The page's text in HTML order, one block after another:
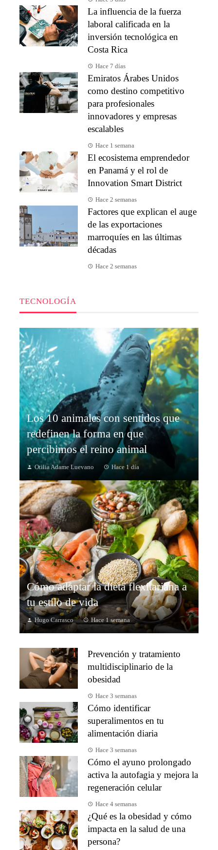
La influencia de la fuerza
laboral calificada en la
inversión tecnológica en
Costa Rica
Hace 7 días
Emiratos Árabes Unidos
como destino competitivo
para profesionales
innovadores y empresas
escalables
Hace 1 semana
El ecosistema emprendedor
en Panamá y el rol de
Innovation Smart District
Hace 2 semanas
Factores que explican el auge
de las exportaciones
marroquíes en las últimas
décadas
Hace 2 semanas
TECNOLOGÍA
Los 10 animales con sentidos que
redefinen la forma en que
percibimos el reino animal
Otilia Adame Luevano Hace 1 día
Cómo adaptar la dieta flexitariana a
tu estilo de vida
Hugo Carrasco Hace 1 semana
Prevención y tratamiento
multidisciplinario de la
obesidad
Hace 3 semanas
Cómo identificar
superalimentos en tu
alimentación diaria
Hace 3 semanas
Cómo el ayuno prolongado
activa la autofagia y mejora la
regeneración celular
Hace 4 semanas
¿Qué es la obesidad y cómo
impacta en la salud de una
persona?